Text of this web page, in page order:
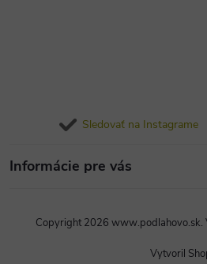
Sledovať na Instagrame
Informácie pre vás
Vytvoril
Copyright 2026 www.podlahovo.sk.